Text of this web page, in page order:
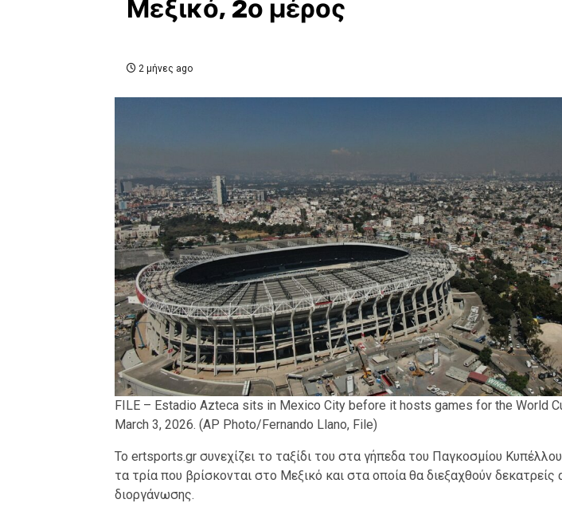
Μεξικό, 2ο μέρος
2 μήνες ago
FILE – Estadio Azteca sits in Mexico City before it hosts games for the World
March 3, 2026. (AP Photo/Fernando Llano, File)
Το ertsports.gr συνεχίζει το ταξίδι του στα γήπεδα του Παγκοσμίου
τα τρία που βρίσκονται στο Μεξικό και στα οποία θα διεξαχθούν δεκατρείς
διοργάνωσης.